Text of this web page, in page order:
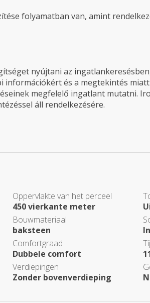
folyamatban van, amint
nyújtani az
információkért és a megtekintés
megfelelő ingatlant mutatni.
áll rendelkezésére.
Oppervlakte van het perceel
450 vierkante meter
Bouwmateriaal
baksteen
Comfortgraad
Dubbele comfort
Verdiepingen
Zonder bovenverdieping